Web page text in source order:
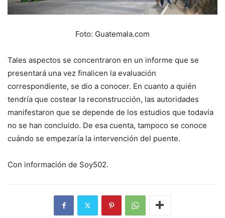
Foto: Guatemala.com
Tales aspectos se concentraron en un informe que se
presentará una vez finalicen la evaluación
correspondiente, se dio a conocer. En cuanto a quién
tendría que costear la reconstrucción, las autoridades
manifestaron que se depende de los estudios que todavía
no se han concluido. De esa cuenta, tampoco se conoce
cuándo se empezaría la intervención del puente.
Con información de Soy502.